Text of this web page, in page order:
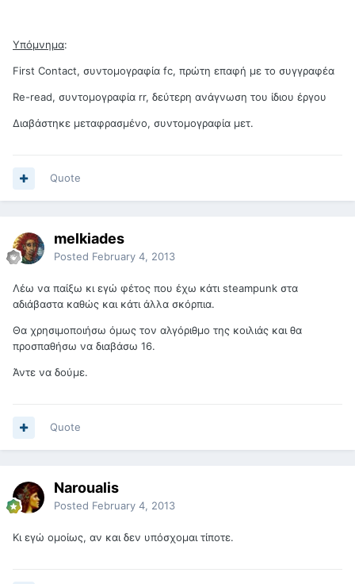
Υπόμνημα:
First Contact, συντομογραφία fc, πρώτη επαφή με το συγγραφέα
Re-read, συντομογραφία rr, δεύτερη ανάγνωση του ίδιου έργου
Διαβάστηκε μεταφρασμένο, συντομογραφία μετ.
Quote
melkiades
Posted February 4, 2013
Λέω να παίξω κι εγώ φέτος που έχω κάτι steampunk στα
αδιάβαστα καθώς και κάτι άλλα σκόρπια.
Θα χρησιμοποιήσω όμως τον αλγόριθμο της κοιλιάς και θα
προσπαθήσω να διαβάσω 16.
Άντε να δούμε.
Quote
Naroualis
Posted February 4, 2013
Κι εγώ ομοίως, αν και δεν υπόσχομαι τίποτε.